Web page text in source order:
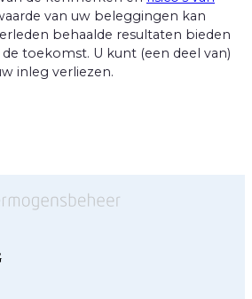
van uw beleggingen kan
behaalde resultaten bieden
toekomst. U kunt (een deel van)
inleg verliezen.